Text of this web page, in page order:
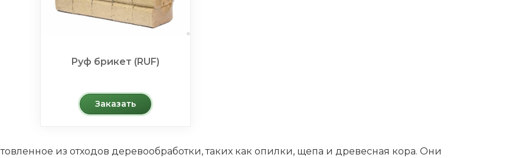
Руф брикет (RUF)
Заказать
из отходов деревообработки, таких как опилки, щепа и древесная кора. Они